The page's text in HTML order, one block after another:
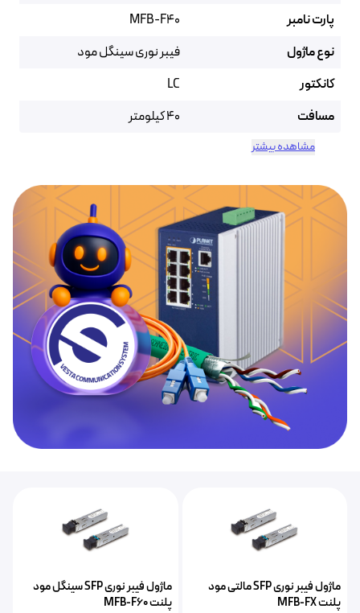
پارت نامبر
MFB-F40
نوع ماژول
فیبر نوری سینگل مود
کانکتور
LC
مسافت
40 کیلومتر
مشاهده بیشتر
ماژول فیبر نوری SFP مالتی مود
پلنت MFB-FX
ماژول فیبر نوری SFP سینگل مود
پلنت MFB-F60